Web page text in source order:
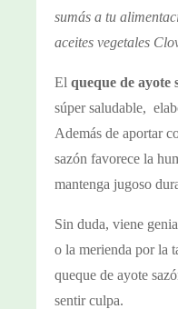
sumás a tu
aceites vegetales
El queque de ayote
súper saludable,
Además de aportar
sazón favorece la
mantenga jugoso
Sin duda, viene
o la merienda por la
queque de ayote
sentir culpa.